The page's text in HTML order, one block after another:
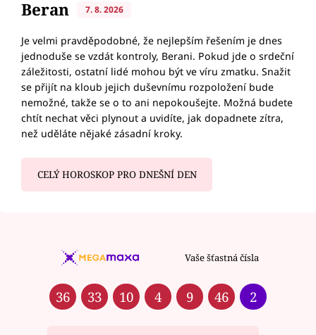
Beran 7. 8. 2026
Je velmi pravděpodobné, že nejlepším řešením je dnes
jednoduše se vzdát kontroly, Berani. Pokud jde o srdeční
záležitosti, ostatní lidé mohou být ve víru zmatku. Snažit
se přijít na kloub jejich duševnímu rozpoložení bude
nemožné, takže se o to ani nepokoušejte. Možná budete
chtít nechat věci plynout a uvidíte, jak dopadnete zítra,
než uděláte nějaké zásadní kroky.
CELÝ HOROSKOP PRO DNEŠNÍ DEN
Vaše šťastná čísla
36 33 10 4 9 46 2